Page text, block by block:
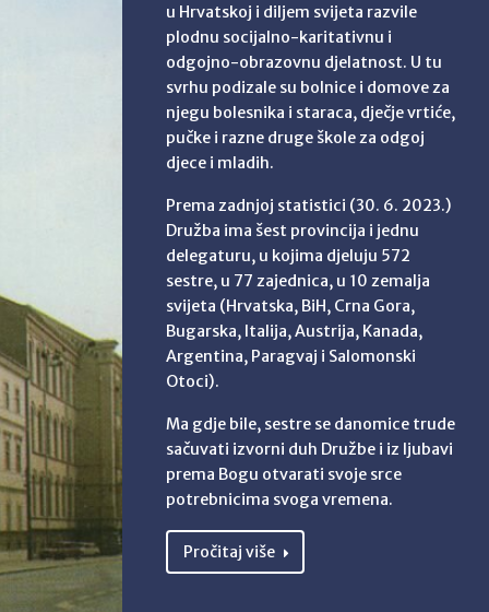
u Hrvatskoj i diljem svijeta razvile
plodnu socijalno-karitativnu i
odgojno-obrazovnu djelatnost. U tu
svrhu podizale su bolnice i domove za
njegu bolesnika i staraca, dječje vrtiće,
pučke i razne druge škole za odgoj
djece i mladih.
Prema zadnjoj statistici (30. 6. 2023.)
Družba ima šest provincija i jednu
delegaturu, u kojima djeluju 572
sestre, u 77 zajednica, u 10 zemalja
svijeta (Hrvatska, BiH, Crna Gora,
Bugarska, Italija, Austrija, Kanada,
Argentina, Paragvaj i Salomonski
Otoci).
Ma gdje bile, sestre se danomice trude
sačuvati izvorni duh Družbe i iz ljubavi
prema Bogu otvarati svoje srce
potrebnicima svoga vremena.
Pročitaj više